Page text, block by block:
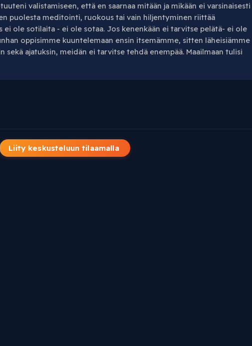
valistamiseen, että en saarnaa mitään ja mikään ei varsinaisesti
puolesta meditointi, ruokous tai vain hiljentyminen riittää
ei ole sotilaita - ei ole sotaa. Jos kenenkään ei tarvitse pelätä- ei ole
oppisimme kuuntelemaan ensin itsemämme, sitten läheisiämme
sekä ajatuksin, meidän ei tarvitse tehdä enempää. Maailmaan tulisi
Liity keskusteluun tilaamalla